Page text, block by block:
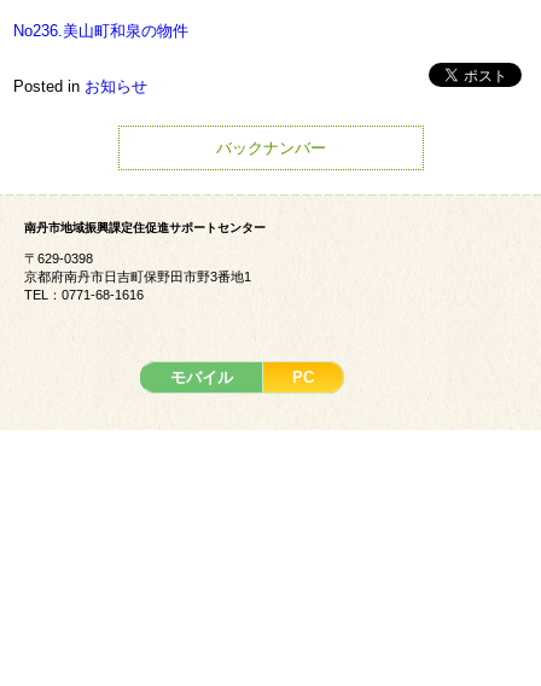
No236.美山町和泉の物件
Posted in お知らせ
バックナンバー
南丹市地域振興課定住促進サポートセンター
〒629-0398
京都府南丹市日吉町保野田市野3番地1
TEL：0771-68-1616
モバイル PC